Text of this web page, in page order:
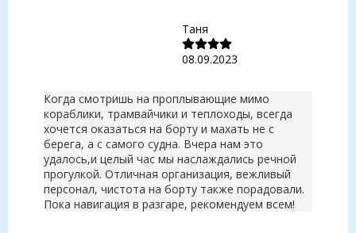
Таня
08.09.2023
Когда смотришь на проплывающие мимо
кораблики, трамвайчики и теплоходы, всегда
хочется оказаться на борту и махать не с
берега, а с самого судна. Вчера нам это
удалось,и целый час мы наслаждались речной
прогулкой. Отличная организация, вежливый
персонал, чистота на борту также порадовали.
Пока навигация в разгаре, рекомендуем всем!